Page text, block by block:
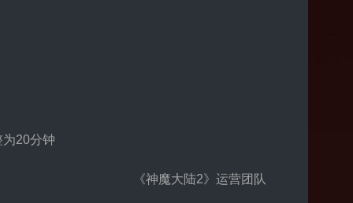
20分钟
《神魔大陆2》运营团队